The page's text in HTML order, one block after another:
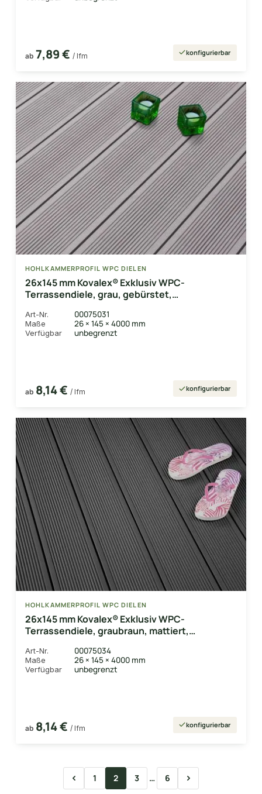
ab 7,89 € / lfm konfigurierbar
HOHLKAMMERPROFIL WPC DIELEN
26x145 mm Kovalex® Exklusiv WPC-
Terrassendiele, grau, gebürstet,
Profil: grob/fein
Art-Nr. 00075031
Maße 26 × 145 × 4000 mm
Verfügbar unbegrenzt
ab 8,14 € / lfm konfigurierbar
HOHLKAMMERPROFIL WPC DIELEN
26x145 mm Kovalex® Exklusiv WPC-
Terrassendiele, graubraun, mattiert,
Profil: grob/fein
Art-Nr. 00075034
Maße 26 × 145 × 4000 mm
Verfügbar unbegrenzt
ab 8,14 € / lfm konfigurierbar
Seite
1 Seite
2 Seite
3 … Seite
6